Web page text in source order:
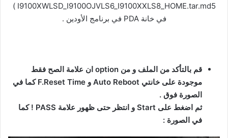
I9100XWLSD_I9100OJVLS6_I9100XXLS8_HOME.tar.md5 )
في خانة PDA في برنامج الأودين .
قم بالتأكد من الملف و من option ان علامة الصح فقط
موجودة على خانتي Auto Reboot و F.Reset Time كما في
الصورة فوق .
ثم اضغط على Start و انتظر حتى ظهور علامة PASS ! كما
في الصورة :